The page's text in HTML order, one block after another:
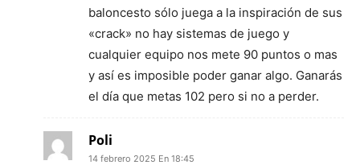
baloncesto sólo juega a la inspiración de sus
«crack» no hay sistemas de juego y
cualquier equipo nos mete 90 puntos o mas
y así es imposible poder ganar algo. Ganarás
el día que metas 102 pero si no a perder.
Poli
14 febrero 2025 En 18:45